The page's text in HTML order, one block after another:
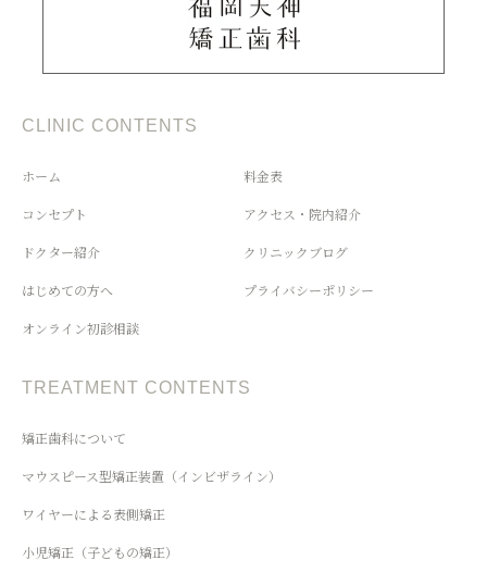
CLINIC CONTENTS
ホーム
コンセプト
ドクター紹介
はじめての方へ
オンライン初診相談
料金表
アクセス・院内紹介
クリニックブログ
プライバシーポリシー
TREATMENT CONTENTS
矯正歯科について
マウスピース型矯正装置（インビザライン）
ワイヤーによる表側矯正
小児矯正（子どもの矯正）